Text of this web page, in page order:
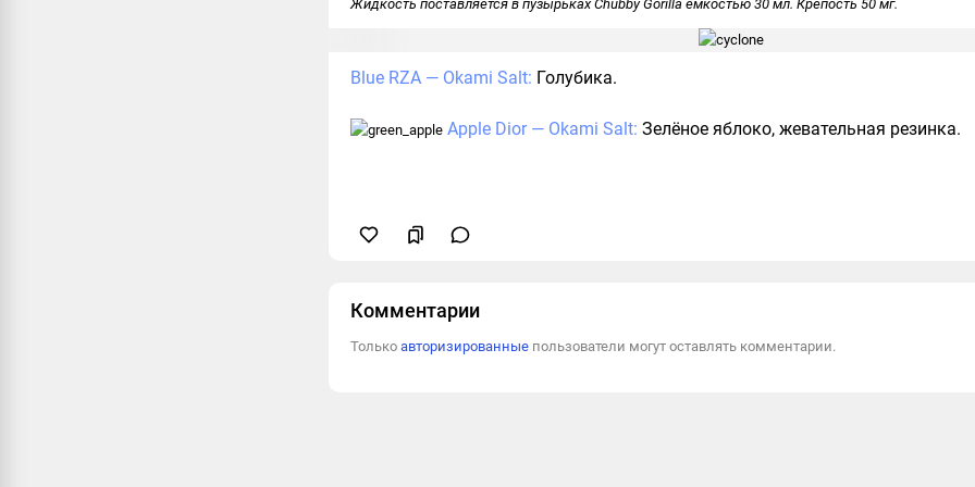
Жидкость поставляется в пузырьках Chubby Gorilla ёмкостью 30 мл. Крепость 50 мг.
Blue RZA — Okami Salt: Голубика.
Apple Dior — Okami Salt: Зелёное яблоко, жевательная резинка.
Комментарии
Только авторизированные пользователи могут оставлять комментарии.